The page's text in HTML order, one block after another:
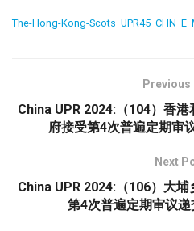
The-Hong-Kong-
Previous
China UPR 2024:（104）香
府接受第4次普遍定期审
Next
China UPR 2024:（106）大
第4次普遍定期审议